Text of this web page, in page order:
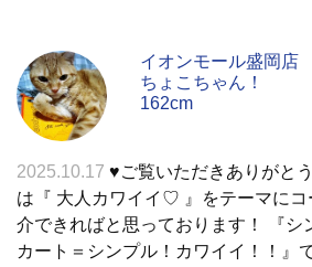
イオンモール盛岡店
ちょこちゃん！
162cm
2025.10.17 ♥︎ご覧いただきありがと
は『 大人カワイイ♡ 』をテーマにコ
介できればと思っております！ 『シ
カート＝シンプル！カワイイ！！』